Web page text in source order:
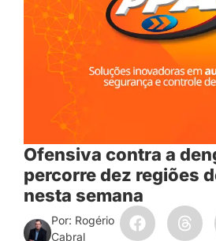
Ofensiva contra a
percorre dez regiões
nesta semana
Por: Rogério
Cabral